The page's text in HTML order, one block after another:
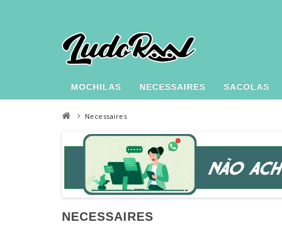
MOCHILAS NECESSAIRES SACOLAS
Necessaires
NECESSAIRES